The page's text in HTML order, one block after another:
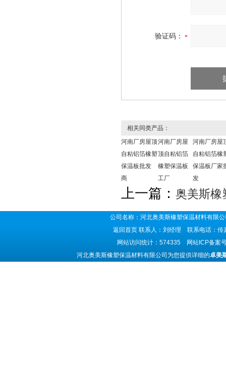
验证码：
相关同类产品：
河南厂房屋顶
自粘铝箔橡塑
保温板批发
商
河南厂房屋
顶自粘铝箔
橡塑保温板
工厂
河南厂房屋
自粘铝箔橡
保温板厂家
发
上一篇： 奥美斯橡
公司名称：河北奥美斯橡塑保温材料有
返回首页 联系人：刘经理 联系电话：
网站访问统计：574335 网站ICP备案
河北奥美斯橡塑保温材料有限公司为您提供详细的卓美